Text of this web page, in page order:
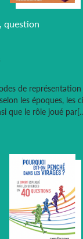
question
de
les époques, les
que le rôle joué